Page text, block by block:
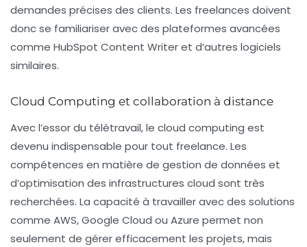
demandes précises des clients. Les freelances doivent
donc se familiariser avec des plateformes avancées
comme HubSpot Content Writer et d’autres logiciels
similaires.
Cloud Computing et collaboration à distance
Avec l’essor du télétravail, le cloud computing est
devenu indispensable pour tout freelance. Les
compétences en matière de gestion de données et
d’optimisation des infrastructures cloud sont très
recherchées. La capacité à travailler avec des solutions
comme AWS, Google Cloud ou Azure permet non
seulement de gérer efficacement les projets, mais